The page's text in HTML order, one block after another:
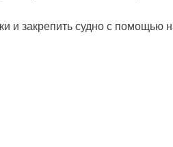
и закрепить судно с